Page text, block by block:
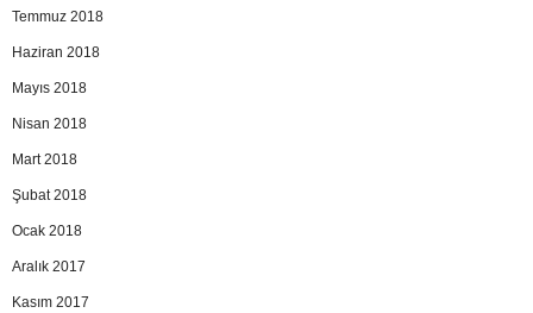
Temmuz 2018
Haziran 2018
Mayıs 2018
Nisan 2018
Mart 2018
Şubat 2018
Ocak 2018
Aralık 2017
Kasım 2017